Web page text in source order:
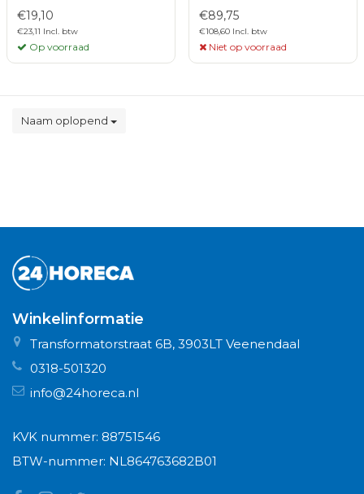
€19,10
€23,11 Incl. btw
Op voorraad
€89,75
€108,60 Incl. btw
Niet op voorraad
Naam oplopend
Winkelinformatie
Transformatorstraat 6B, 3903LT Veenendaal
0318-501320
info@24horeca.nl
KVK nummer: 88751546
BTW-nummer: NL864763682B01